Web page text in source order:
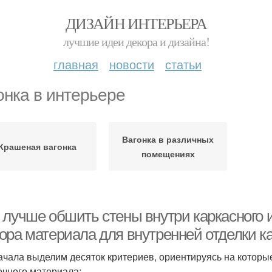
ДИЗАЙН ИНТЕРЬЕРА
лучшие идеи декора и дизайна!
главная новости статьи
в интерьере
вагонка
Вагонка в различных
помещениях
обшить стены внутри каркасного
материала для внутренней отделки
выделим десяток критериев, ориентируясь на